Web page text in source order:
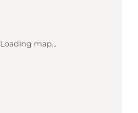
Loading map...